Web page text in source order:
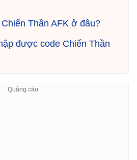
Thần AFK ở đâu?
được code Chiến Thần